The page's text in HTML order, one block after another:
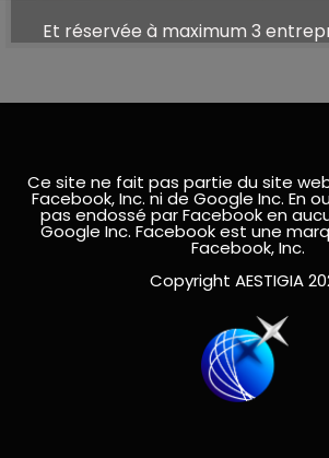
Et réservée à maximum 3
Ce site ne fait pas partie du site
Facebook, Inc. ni de Google Inc. En
pas endossé par Facebook en
Google Inc. Facebook est une
Facebook, Inc.
Copyright AESTIGIA